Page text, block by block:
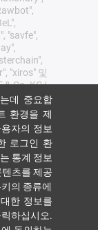
"savfe",
"xiros" 및
& Co. KG/
이는 독일,
할권에서
유한 상표
체 목록이
Baumüller,
NUM,
및 이
데 중요합
환경을 제
자의 정보
로그인 환
통계 정보
츠를 제공
의 종류에
한 정보를
하십시오.